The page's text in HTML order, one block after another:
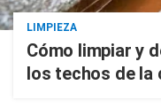
LIMPIEZA
Cómo limpiar y
los techos de la